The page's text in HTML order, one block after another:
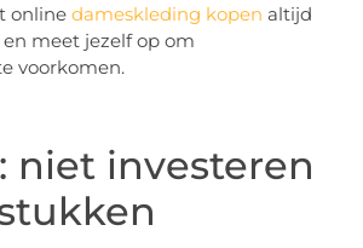
onlinedameskleding kopen altijd
meet jezelf op om
voorkomen.
niet investeren